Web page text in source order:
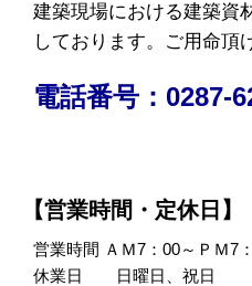
建築現場における建築資
しております。ご用命頂
電話番号：0287-
【営業時間・定休日】
営業時間 ＡＭ7：00～ＰＭ7
休業日 日曜日、祝日